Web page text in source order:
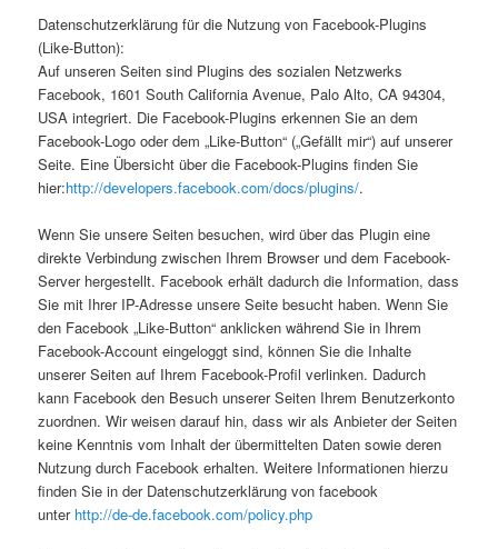
Datenschutzerklärung für die Nutzung von Facebook-Plugins
(Like-Button):
Auf unseren Seiten sind Plugins des sozialen Netzwerks
Facebook, 1601 South California Avenue, Palo Alto, CA 94304,
USA integriert. Die Facebook-Plugins erkennen Sie an dem
Facebook-Logo oder dem „Like-Button“ („Gefällt mir“) auf unserer
Seite. Eine Übersicht über die Facebook-Plugins finden Sie
hier:http://developers.facebook.com/docs/plugins/.
Wenn Sie unsere Seiten besuchen, wird über das Plugin eine
direkte Verbindung zwischen Ihrem Browser und dem Facebook-
Server hergestellt. Facebook erhält dadurch die Information, dass
Sie mit Ihrer IP-Adresse unsere Seite besucht haben. Wenn Sie
den Facebook „Like-Button“ anklicken während Sie in Ihrem
Facebook-Account eingeloggt sind, können Sie die Inhalte
unserer Seiten auf Ihrem Facebook-Profil verlinken. Dadurch
kann Facebook den Besuch unserer Seiten Ihrem Benutzerkonto
zuordnen. Wir weisen darauf hin, dass wir als Anbieter der Seiten
keine Kenntnis vom Inhalt der übermittelten Daten sowie deren
Nutzung durch Facebook erhalten. Weitere Informationen hierzu
finden Sie in der Datenschutzerklärung von facebook
unter http://de-de.facebook.com/policy.php